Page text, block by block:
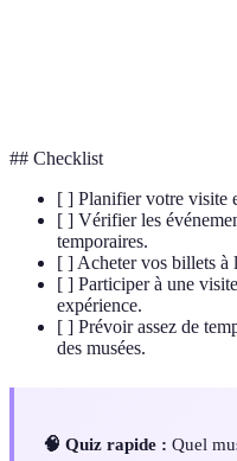
## Checklist
[ ] Planifier votre visite
[ ] Vérifier les
temporaires.
[ ] Acheter vos billets à
[ ] Participer à une
expérience.
[ ] Prévoir assez de
des musées.
🧠 Quiz rapide : Quel